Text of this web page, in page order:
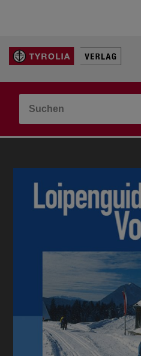
LEBEN & GLAUBE
KINDER- & JUGENDBUCH
IDEEN & BEGLEITMATERIAL